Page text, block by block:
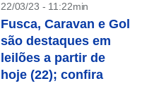
22/03/23 - 11:22min
Fusca, Caravan e Gol
são destaques em
leilões a partir de
hoje (22); confira